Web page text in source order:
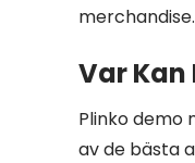
merchandise.
Var Kan
Plinko demo
av de bästa